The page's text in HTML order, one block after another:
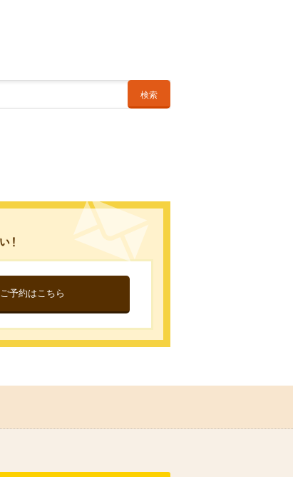
検索
ご予約はこちら